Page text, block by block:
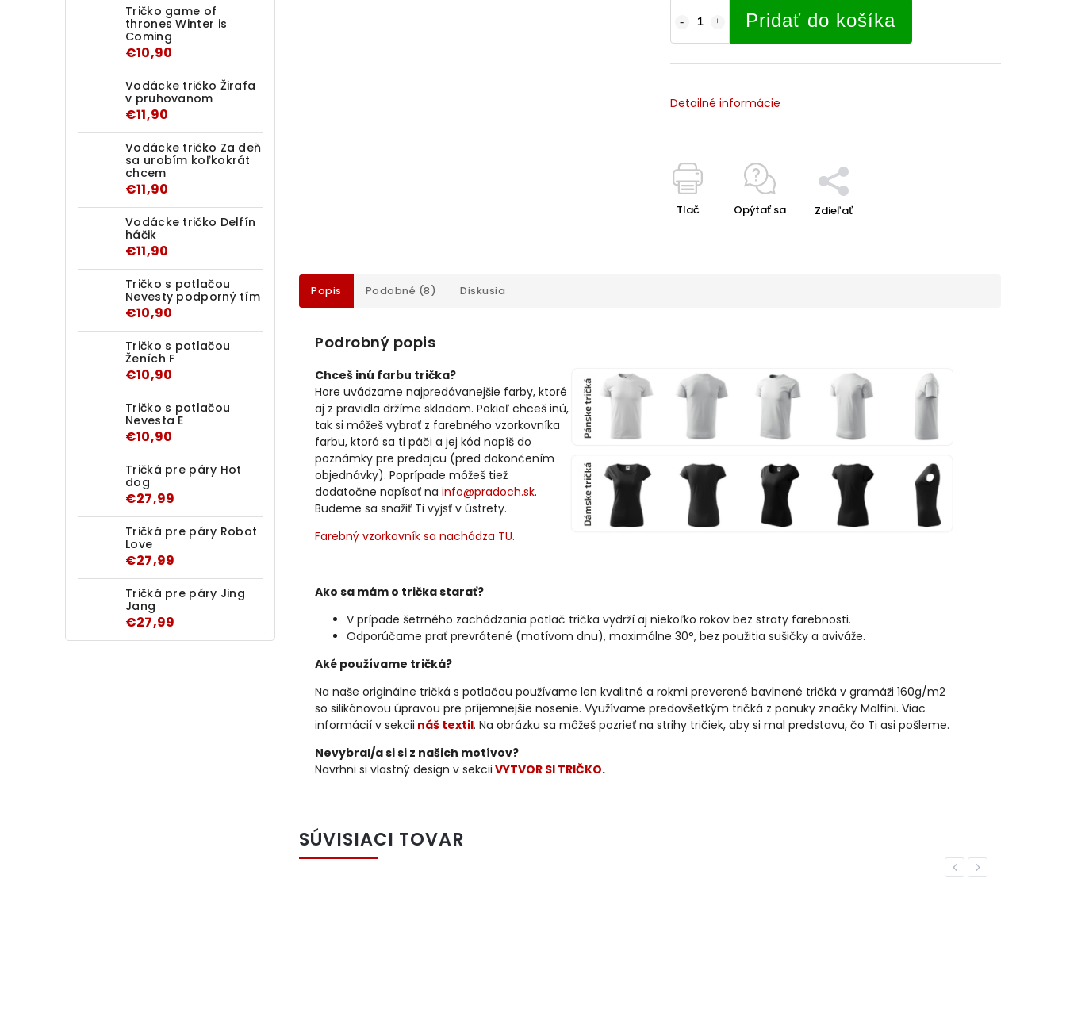
Tričko game of
thrones Winter is
Coming
€10,90
Vodácke tričko Žirafa
v pruhovanom
€11,90
Vodácke tričko Za deň
sa urobím koľkokrát
chcem
€11,90
Vodácke tričko Delfín
háčik
€11,90
Tričko s potlačou
Nevesty podporný tím
€10,90
Tričko s potlačou
Ženích F
€10,90
Tričko s potlačou
Nevesta E
€10,90
Tričká pre páry Hot
dog
€27,99
Tričká pre páry Robot
Love
€27,99
Tričká pre páry Jing
Jang
€27,99
Pridať do košíka
Detailné informácie
Tlač Opýtať sa Zdieľať
Popis Podobné (8) Diskusia
Podrobný popis
Chceš inú farbu trička?
Hore uvádzame najpredávanejšie farby, ktoré
aj z pravidla držíme skladom. Pokiaľ chceš inú,
tak si môžeš vybrať z farebného vzorkovníka
farbu, ktorá sa ti páči a jej kód napíš do
poznámky pre predajcu (pred dokončením
objednávky). Poprípade môžeš tiež
dodatočne napísať na info@pradoch.sk.
Budeme sa snažiť Ti vyjsť v ústrety.
Farebný vzorkovník sa nachádza TU.
Ako sa mám o trička starať?
V prípade šetrného zachádzania potlač trička vydrží aj niekoľko rokov bez straty farebnosti.
Odporúčame prať prevrátené (motívom dnu), maximálne 30°, bez použitia sušičky a aviváže.
Aké používame tričká?
Na naše originálne tričká s potlačou používame len kvalitné a rokmi preverené bavlnené tričká v gramáži 160g/m2
so silikónovou úpravou pre príjemnejšie nosenie. Využívame predovšetkým tričká z ponuky značky Malfini. Viac
informácií v sekcii náš textil. Na obrázku sa môžeš pozrieť na strihy tričiek, aby si mal predstavu, čo Ti asi pošleme.
Nevybral/a si si z našich motívov?
Navrhni si vlastný design v sekcii VYTVOR SI TRIČKO.
SÚVISIACI TOVAR
Previous
Next